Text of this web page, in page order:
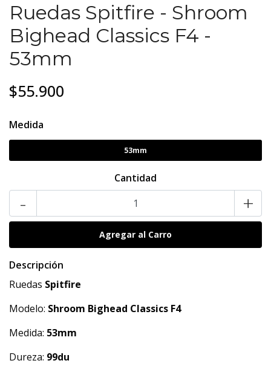
Ruedas Spitfire - Shroom
Bighead Classics F4 -
53mm
$55.900
Medida
53mm
Cantidad
- +
Descripción
Ruedas Spitfire
Modelo: Shroom Bighead Classics F4
Medida: 53mm
Dureza: 99du